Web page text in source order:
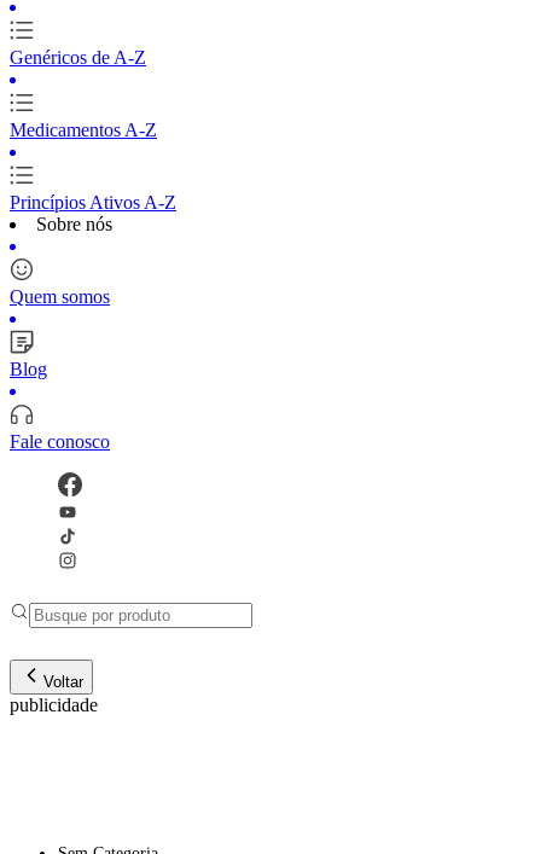
Genéricos de A-Z
Medicamentos A-Z
Princípios Ativos A-Z
Sobre nós
Quem somos
Blog
Fale conosco
Voltar
publicidade